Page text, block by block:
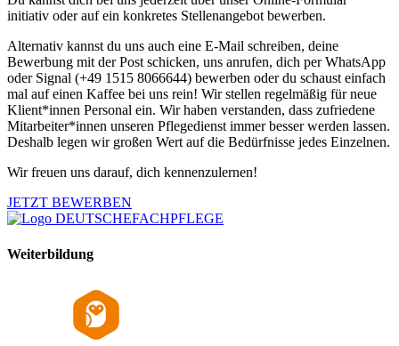
initiativ oder auf ein konkretes Stellenangebot bewerben.
Alternativ kannst du uns auch eine E-Mail schreiben, deine
Bewerbung mit der Post schicken, uns anrufen, dich per WhatsApp
oder Signal (+49 1515 8066644) bewerben oder du schaust einfach
mal auf einen Kaffee bei uns rein! Wir stellen regelmäßig für neue
Klient*innen Personal ein. Wir haben verstanden, dass zufriedene
Mitarbeiter*innen unseren Pflegedienst immer besser werden lassen.
Deshalb legen wir großen Wert auf die Bedürfnisse jedes Einzelnen.
Wir freuen uns darauf, dich kennenzulernen!
JETZT BEWERBEN
Weiterbildung